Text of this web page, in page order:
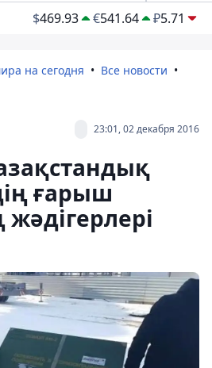
$469.93 €541.64 ₽5.71
на сегодня
Все новости
23:01, 02 декабря 2016
ғарыш